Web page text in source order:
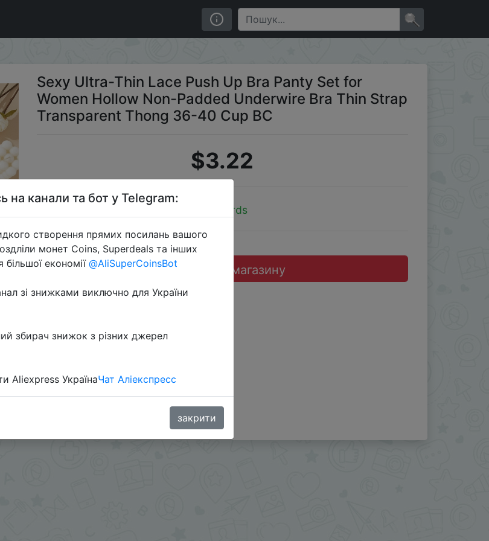
Hollow Non-Padded Underwire Bra Thin Strap Transparent Thong 36-40 Cup BC
Sexy Ultra-Thin Lace Push Up Bra Panty Set for
Women Hollow Non-Padded Underwire Bra Thin Strap
Transparent Thong 36-40 Cup BC
$3.22
EarlyBirds
Перейти до магазину
на канали та бот у Telegram:
створення прямих посилань вашого
монет Coins, Superdeals та інших
більшої економії @AliSuperCoinsBot
зі знижками виключно для України
збирач знижок з різних джерел
Aliexpress УкраїнаЧат Аліекспресс
закрити